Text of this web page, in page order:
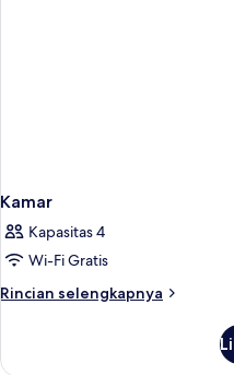
Kamar
Kapasitas 4
Wi-Fi Gratis
Rincian selengkapnya
Rincian
Kamar